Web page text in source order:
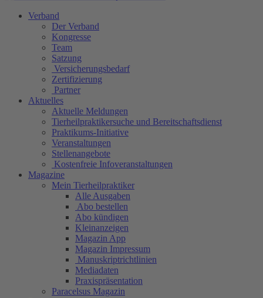
Verband
Der Verband
Kongresse
Team
Satzung
Versicherungsbedarf
Zertifizierung
Partner
Aktuelles
Aktuelle Meldungen
Tierheilpraktikersuche und Bereitschaftsdienst
Praktikums-Initiative
Veranstaltungen
Stellenangebote
Kostenfreie Infoveranstaltungen
Magazine
Mein Tierheilpraktiker
Alle Ausgaben
Abo bestellen
Abo kündigen
Kleinanzeigen
Magazin App
Magazin Impressum
Manuskriptrichtlinien
Mediadaten
Praxispräsentation
Paracelsus Magazin